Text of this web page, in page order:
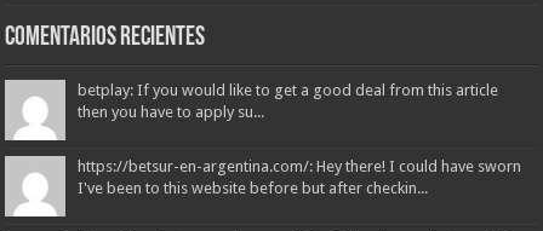
Comentarios recientes
betplay: If you would like to get a good deal from this article
then you have to apply su...
https://betsur-en-argentina.com/: Hey there! I could have sworn
I've been to this website before but after checkin...